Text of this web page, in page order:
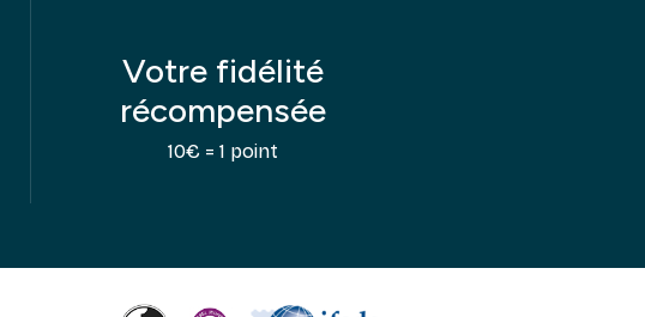
Votre fidélité
récompensée
10€ = 1 point